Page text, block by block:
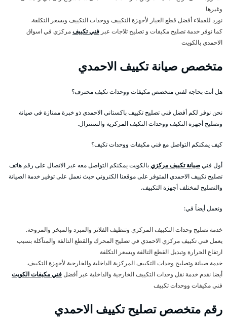
وغيرها
نورد للعملاء أفضل قطع الغيار لأجهزة التكييف ووحدات التكييف وبسعر التكلفة.
كما نوفر خدمة تصليح مكيفات و تصليح ثلاجات عبر فني تكييفمركزي في اسواق
الاحمدي بالكويت
متخصص صيانة تكييف الاحمدي
هل أنت بحاجة لفني متخصص مكيفات ووحدات تكيف محترف؟
نحن نوفر لكم أفضل فني تصليح تكييف باكستاني الاحمدي ذو خبرة ممتازة في صيانة
وتصليح أجهزة التكيف ووحدات التكيف المركزية والسنترال.
كيف يمكنكم التواصل مع فني مكيفات ووحدات تكيف؟
أول فنيصيانة تكييف مركزيبالكويت يمكنكم التواصل معه عبر الاتصال على رقم هاتف
تصليح تكييف الاحمدي المتوفر على موقعنا الكتروني حيث نعمل على توفير خدمة الصيانة
والتصليح لمختلف أجهزة التكييف.
ونعمل أيضاً في:
خدمة تصليح وحدات التكييف المركزي وتنظيف الفلاتر والمبرد والمبخر والمروحة.
يعمل فني تكييف مركزي الاحمدي في تصليح المحرك والقطع التالفة والمتآكلة بسبب
ارتفاع الحرارة وتبديل القطع التالفة وبسعر التكلفة
خدمة صيانة وتصليح وحدات التكييف المركزية الداخلية والخارجية لأجهزة التكييف.
أيضا نقدم خدمة نقل وحدات التكييف الخارجية والداخلية عبر أفضلفني مكيفات الكويت
فني مكيفات ووحدات تكييف
رقم متخصص تصليح تكييف الاحمدي